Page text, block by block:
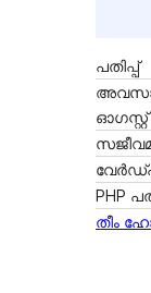
പതിപ്പ്
ഓഗസ്റ്റ്‌
PHP
തീം